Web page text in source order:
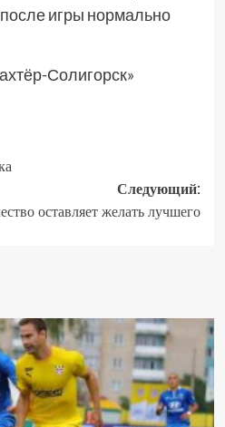
после игры нормально
Солигорск»
Следующий:
оставляет желать лучшего